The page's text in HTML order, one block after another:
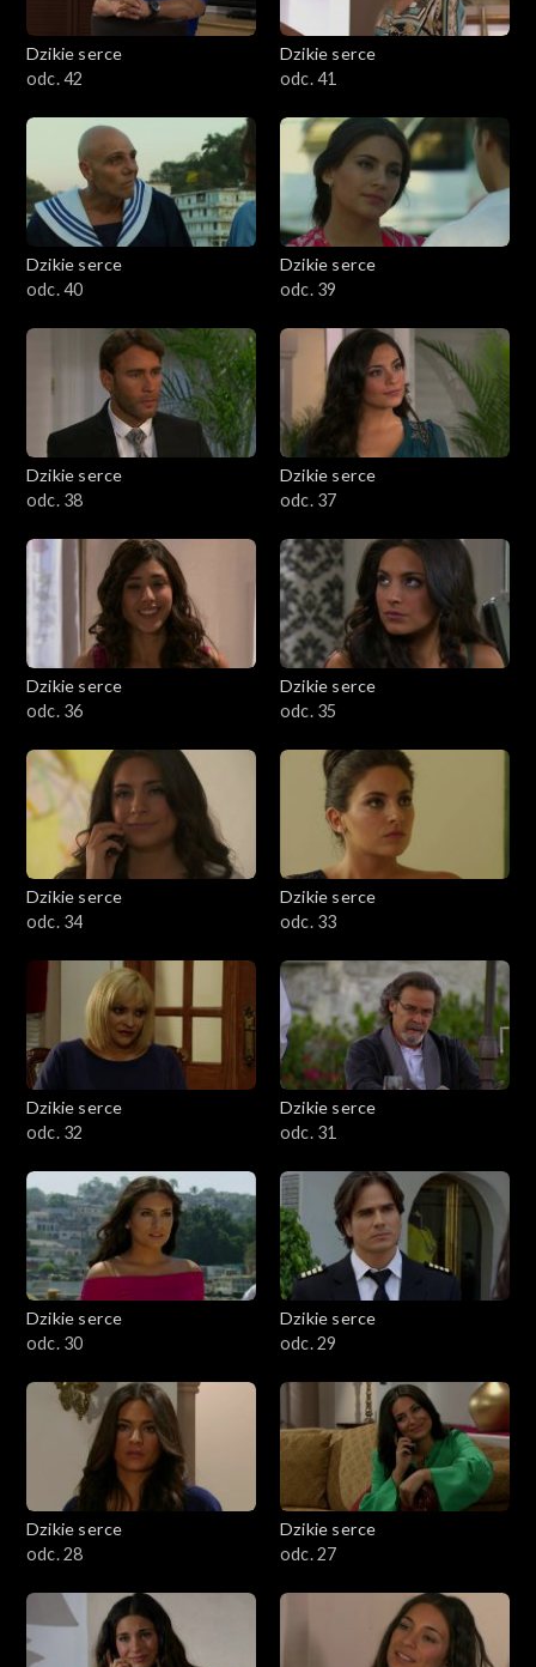
Dzikie serce
odc. 42
Dzikie serce
odc. 41
Dzikie serce
odc. 40
Dzikie serce
odc. 39
Dzikie serce
odc. 38
Dzikie serce
odc. 37
Dzikie serce
odc. 36
Dzikie serce
odc. 35
Dzikie serce
odc. 34
Dzikie serce
odc. 33
Dzikie serce
odc. 32
Dzikie serce
odc. 31
Dzikie serce
odc. 30
Dzikie serce
odc. 29
Dzikie serce
odc. 28
Dzikie serce
odc. 27